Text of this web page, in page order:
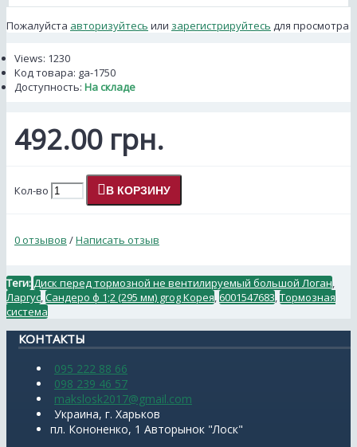
Пожалуйста авторизуйтесь или зарегистрируйтесь для просмотра
Views: 1230
Код товара: ga-1750
Доступность: На складе
492.00 грн.
Кол-во В КОРЗИНУ
0 отзывов /Написать отзыв
Теги: Диск перед тормозной не вентилируемый большой Логан
Ларгус Сандеро ф 1;2 (295 мм) grog Корея 6001547683 Тормозная
система
КОНТАКТЫ
095 222 88 66
098 239 46 57
makslosk2017@gmail.com
Украина, г. Харьков
пл. Кононенко, 1 Авторынок "Лоск"